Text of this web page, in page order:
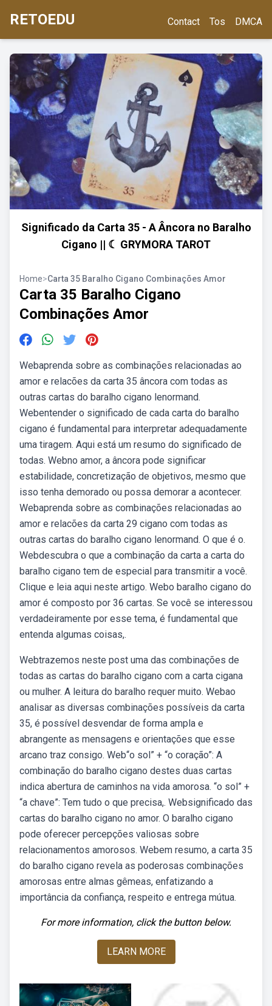
RETOEDU Contact Tos DMCA
Significado da Carta 35 - A Âncora no Baralho
Cigano || ☾ GRYMORA TAROT
Home>Carta 35 Baralho Cigano Combinações Amor
Carta 35 Baralho Cigano
Combinações Amor
Webaprenda sobre as combinações relacionadas ao
amor e relacões da carta 35 âncora com todas as
outras cartas do baralho cigano lenormand.
Webentender o significado de cada carta do baralho
cigano é fundamental para interpretar adequadamente
uma tiragem. Aqui está um resumo do significado de
todas. Webno amor, a âncora pode significar
estabilidade, concretização de objetivos, mesmo que
isso tenha demorado ou possa demorar a acontecer.
Webaprenda sobre as combinações relacionadas ao
amor e relacões da carta 29 cigano com todas as
outras cartas do baralho cigano lenormand. O que é o.
Webdescubra o que a combinação da carta a carta do
baralho cigano tem de especial para transmitir a você.
Clique e leia aqui neste artigo. Webo baralho cigano do
amor é composto por 36 cartas. Se você se interessou
verdadeiramente por esse tema, é fundamental que
entenda algumas coisas,.
Webtrazemos neste post uma das combinações de
todas as cartas do baralho cigano com a carta cigana
ou mulher. A leitura do baralho requer muito. Webao
analisar as diversas combinações possíveis da carta
35, é possível desvendar de forma ampla e
abrangente as mensagens e orientações que esse
arcano traz consigo. Web“o sol” + “o coração”: A
combinação do baralho cigano destes duas cartas
indica abertura de caminhos na vida amorosa. “o sol” +
“a chave”: Tem tudo o que precisa,. Websignificado das
cartas do baralho cigano no amor. O baralho cigano
pode oferecer percepções valiosas sobre
relacionamentos amorosos. Webem resumo, a carta 35
do baralho cigano revela as poderosas combinações
amorosas entre almas gêmeas, enfatizando a
importância da confiança, respeito e entrega mútua.
For more information, click the button below.
LEARN MORE